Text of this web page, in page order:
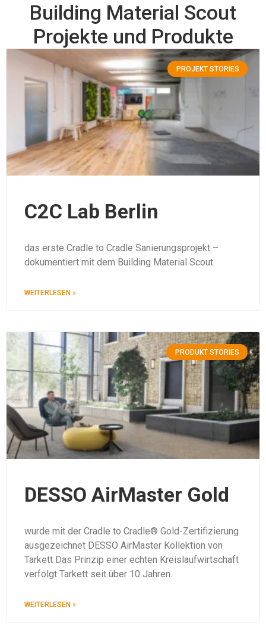
Building Material Scout
Projekte und Produkte
PROJEKT STORIES
C2C Lab Berlin
das erste Cradle to Cradle Sanierungsprojekt –
dokumentiert mit dem Building Material Scout.
WEITERLESEN »
PRODUKT STORIES
DESSO AirMaster Gold
wurde mit der Cradle to Cradle® Gold-Zertifizierung
ausgezeichnet DESSO AirMaster Kollektion von
Tarkett Das Prinzip einer echten Kreislaufwirtschaft
verfolgt Tarkett seit über 10 Jahren.
WEITERLESEN »